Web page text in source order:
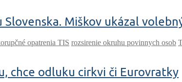
Miškov ukázal
opatrenia TIS rozsirenie okruhu povinnych osob
chce odluku cirkvi či Eurovratky